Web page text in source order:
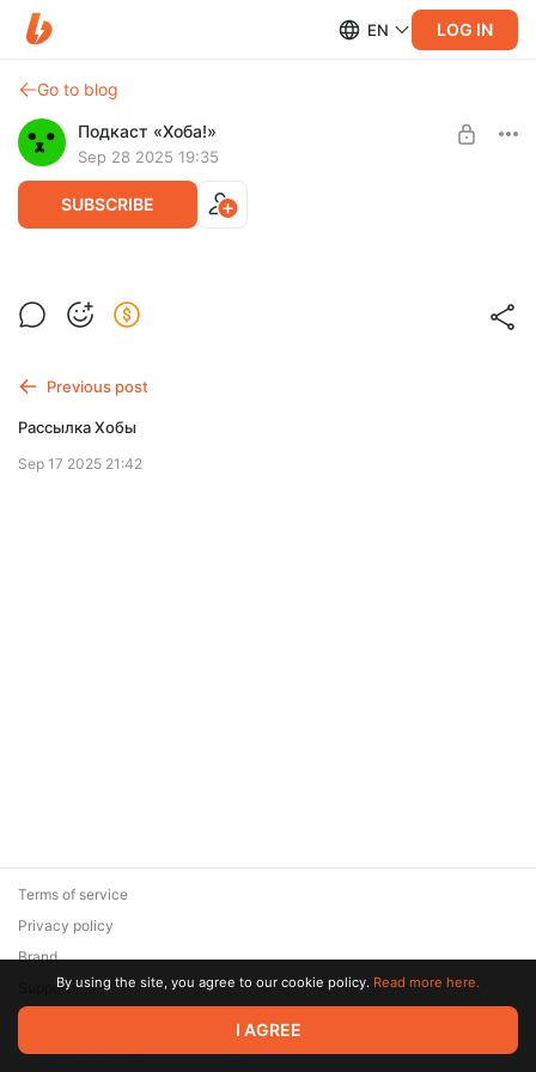
EN LOG IN
Go to blog
Подкаст «Хоба!»
Sep 28 2025 19:35
SUBSCRIBE
139. Слово эксперту: С чего начать
собирать историю своей семьи.
Красавцева
Previous post
Рассылка Хобы
Sep 17 2025 21:42
© 2026 Zaya Solutions Limited. All rights reserved. All trademarks
are the property of their respective owners.
Terms of service
Privacy policy
Brand
SupportBy using the site, you agree to our cookie policy. Read more here.
I AGREE